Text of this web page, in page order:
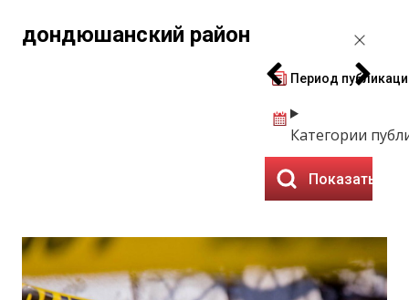
дондюшанский район
Период
Категории
Показать